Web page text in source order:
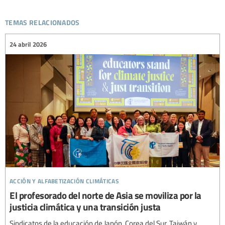
temas relacionados
acción y alfabetización climáticas
24 abril 2026
El profesorado del norte de Asia se moviliza por la
justicia climática y una transición justa